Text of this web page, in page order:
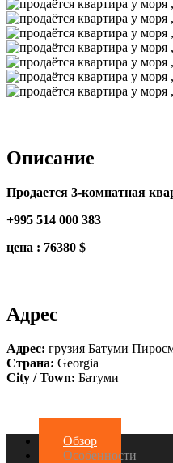
Описание
Продается 3-комнатная
+995 514 000 383
цена : 76380 $
Адрес
Адрес: грузия Батуми
Страна: Georgia
City / Town: Батуми
Обзор
Особенности